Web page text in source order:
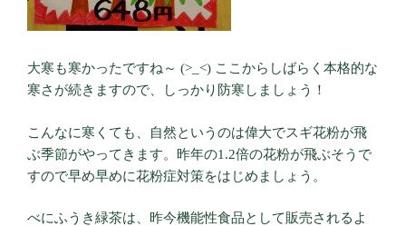
大寒も寒かったですね～ (>_<) ここからしばらく本格的な
寒さが続きますので、しっかり防寒しましょう！
こんなに寒くても、自然というのは偉大でスギ花粉が飛
ぶ季節がやってきます。昨年の1.2倍の花粉が飛ぶそうで
すので早め早めに花粉症対策をはじめましょう。
べにふうき緑茶は、昨今機能性食品として販売されるよ